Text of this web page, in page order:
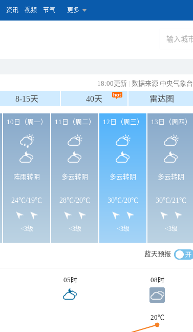
资讯 视频 节气 更多
18:00更新 | 数据来源 中央气象台
8-15天 40天 雷达图
10日（周一）
阵雨转阴
24℃/19℃
<3级
11日（周二）
多云转阴
28℃/20℃
<3级
12日（周三）
多云转阴
30℃/20℃
<3级
13日（周四）
多云转阴
30℃/21℃
<3级
蓝天预报
05时 08时
20℃